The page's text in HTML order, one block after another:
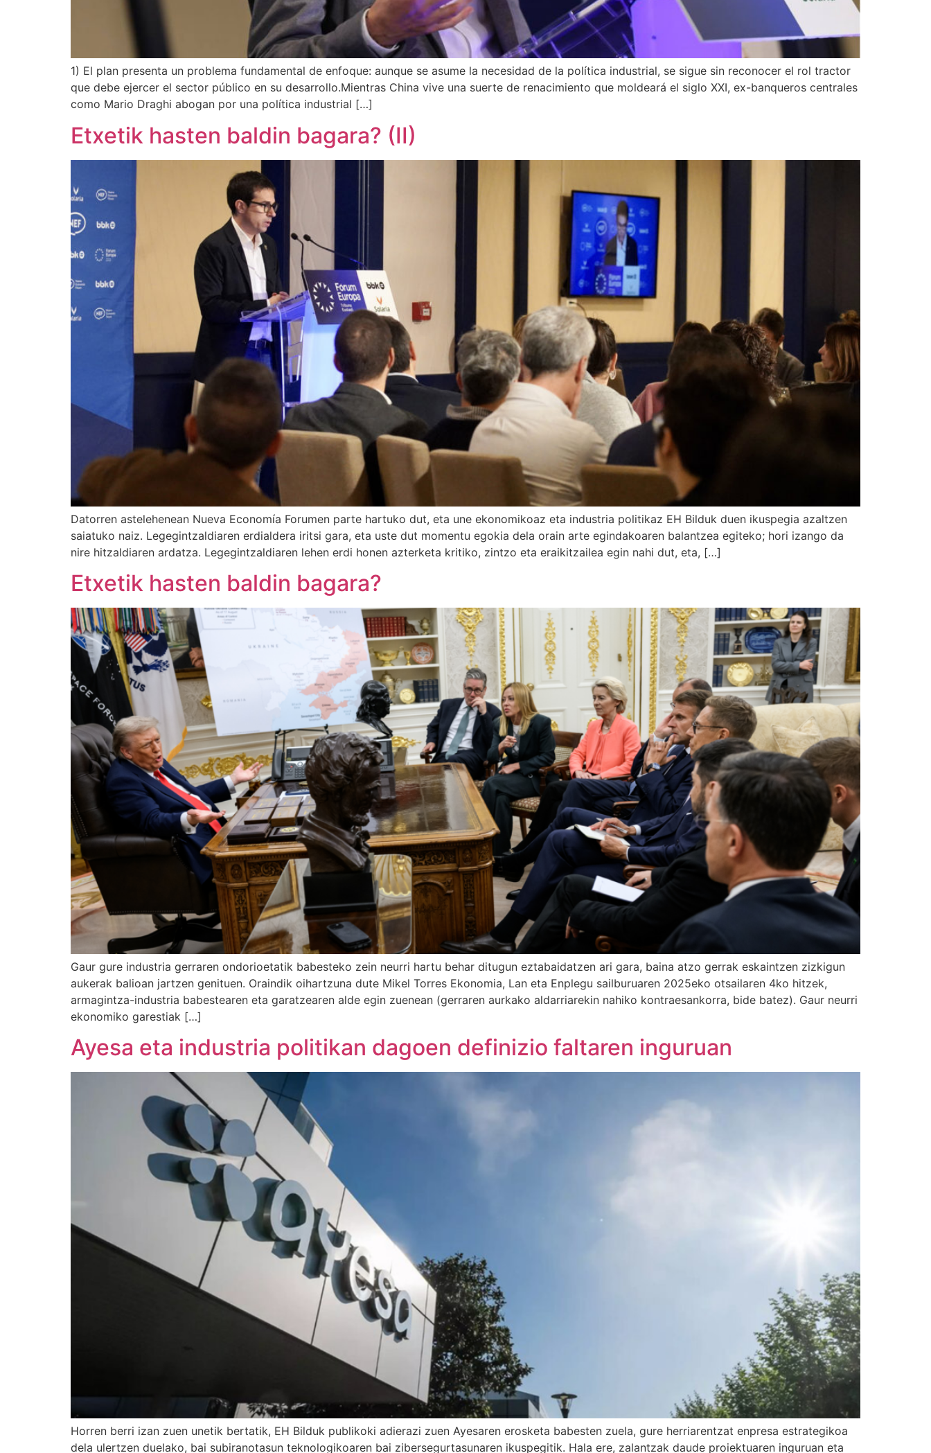
1) El plan presenta un problema fundamental de enfoque: aunque se asume la necesidad de la política industrial, se sigue sin reconocer el rol tractor
que debe ejercer el sector público en su desarrollo.Mientras China vive una suerte de renacimiento que moldeará el siglo XXI, ex-banqueros centrales
como Mario Draghi abogan por una política industrial […]
Etxetik hasten baldin bagara? (II)
Datorren astelehenean Nueva Economía Forumen parte hartuko dut, eta une ekonomikoaz eta industria politikaz EH Bilduk duen ikuspegia azaltzen
saiatuko naiz. Legegintzaldiaren erdialdera iritsi gara, eta uste dut momentu egokia dela orain arte egindakoaren balantzea egiteko; hori izango da
nire hitzaldiaren ardatza. Legegintzaldiaren lehen erdi honen azterketa kritiko, zintzo eta eraikitzailea egin nahi dut, eta, […]
Etxetik hasten baldin bagara?
Gaur gure industria gerraren ondorioetatik babesteko zein neurri hartu behar ditugun eztabaidatzen ari gara, baina atzo gerrak eskaintzen zizkigun
aukerak balioan jartzen genituen. Oraindik oihartzuna dute Mikel Torres Ekonomia, Lan eta Enplegu sailburuaren 2025eko otsailaren 4ko hitzek,
armagintza-industria babestearen eta garatzearen alde egin zuenean (gerraren aurkako aldarriarekin nahiko kontraesankorra, bide batez). Gaur neurri
ekonomiko garestiak […]
Ayesa eta industria politikan dagoen definizio faltaren inguruan
Horren berri izan zuen unetik bertatik, EH Bilduk publikoki adierazi zuen Ayesaren erosketa babesten zuela, gure herriarentzat enpresa estrategikoa
dela ulertzen duelako, bai subiranotasun teknologikoaren bai zibersegurtasunaren ikuspegitik. Hala ere, zalantzak daude proiektuaren inguruan eta